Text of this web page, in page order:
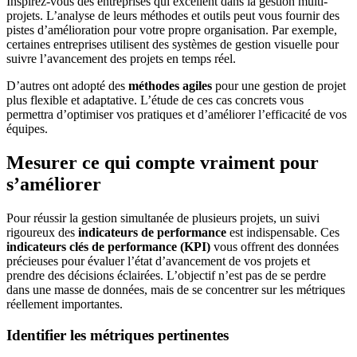
projets. L’analyse de leurs méthodes et outils peut vous fournir des
pistes d’amélioration pour votre propre organisation. Par exemple,
certaines entreprises utilisent des systèmes de gestion visuelle pour
suivre l’avancement des projets en temps réel.
D’autres ont adopté des méthodes agiles pour une gestion de projet
plus flexible et adaptative. L’étude de ces cas concrets vous
permettra d’optimiser vos pratiques et d’améliorer l’efficacité de vos
équipes.
Mesurer ce qui compte vraiment pour
s’améliorer
Pour réussir la gestion simultanée de plusieurs projets, un suivi
rigoureux des indicateurs de performance est indispensable. Ces
indicateurs clés de performance (KPI) vous offrent des données
précieuses pour évaluer l’état d’avancement de vos projets et
prendre des décisions éclairées. L’objectif n’est pas de se perdre
dans une masse de données, mais de se concentrer sur les métriques
réellement importantes.
Identifier les métriques pertinentes